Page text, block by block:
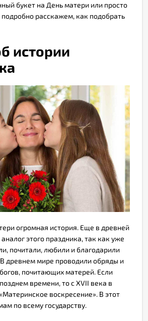
букет на День матери или просто
подробно расскажем, как подобрать
истории
огромная история. Еще в древней
этого праздника, так как уже
почитали, любили и благодарили
древнем мире проводили обряды и
почитающих матерей. Если
времени, то с XVII века в
воскресение». В этот
по всему государству.